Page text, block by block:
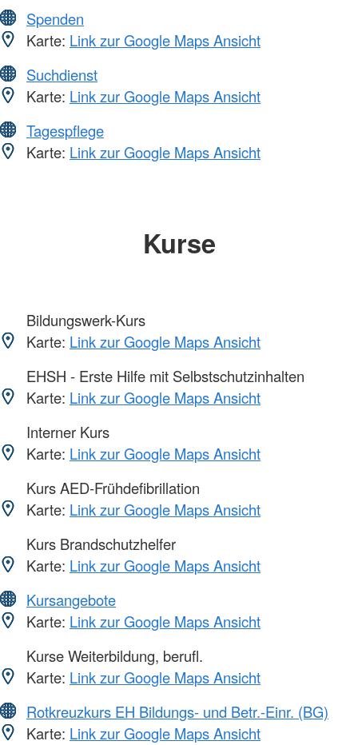
Spenden
Karte: Link zur Google Maps Ansicht
Suchdienst
Karte: Link zur Google Maps Ansicht
Tagespflege
Karte: Link zur Google Maps Ansicht
Kurse
Bildungswerk-Kurs
Karte: Link zur Google Maps Ansicht
EHSH - Erste Hilfe mit Selbstschutzinhalten
Karte: Link zur Google Maps Ansicht
Interner Kurs
Karte: Link zur Google Maps Ansicht
Kurs AED-Frühdefibrillation
Karte: Link zur Google Maps Ansicht
Kurs Brandschutzhelfer
Karte: Link zur Google Maps Ansicht
Kursangebote
Karte: Link zur Google Maps Ansicht
Kurse Weiterbildung, berufl.
Karte: Link zur Google Maps Ansicht
Rotkreuzkurs EH Bildungs- und Betr.-Einr. (BG)
Karte: Link zur Google Maps Ansicht